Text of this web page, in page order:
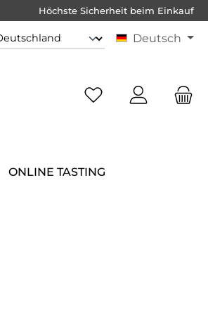
Höchste Sicherheit beim Einkauf
Deutsch
ONLINE TASTING